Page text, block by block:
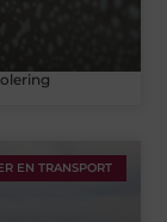
EN TRANSPORT